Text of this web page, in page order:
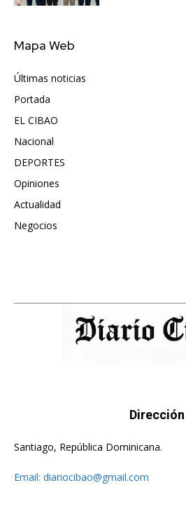
Mapa Web
Últimas noticias
Portada
EL CIBAO
Nacional
DEPORTES
Opiniones
Actualidad
Negocios
Dirección
Santiago, República Dominicana.
Email: diariocibao@gmail.com